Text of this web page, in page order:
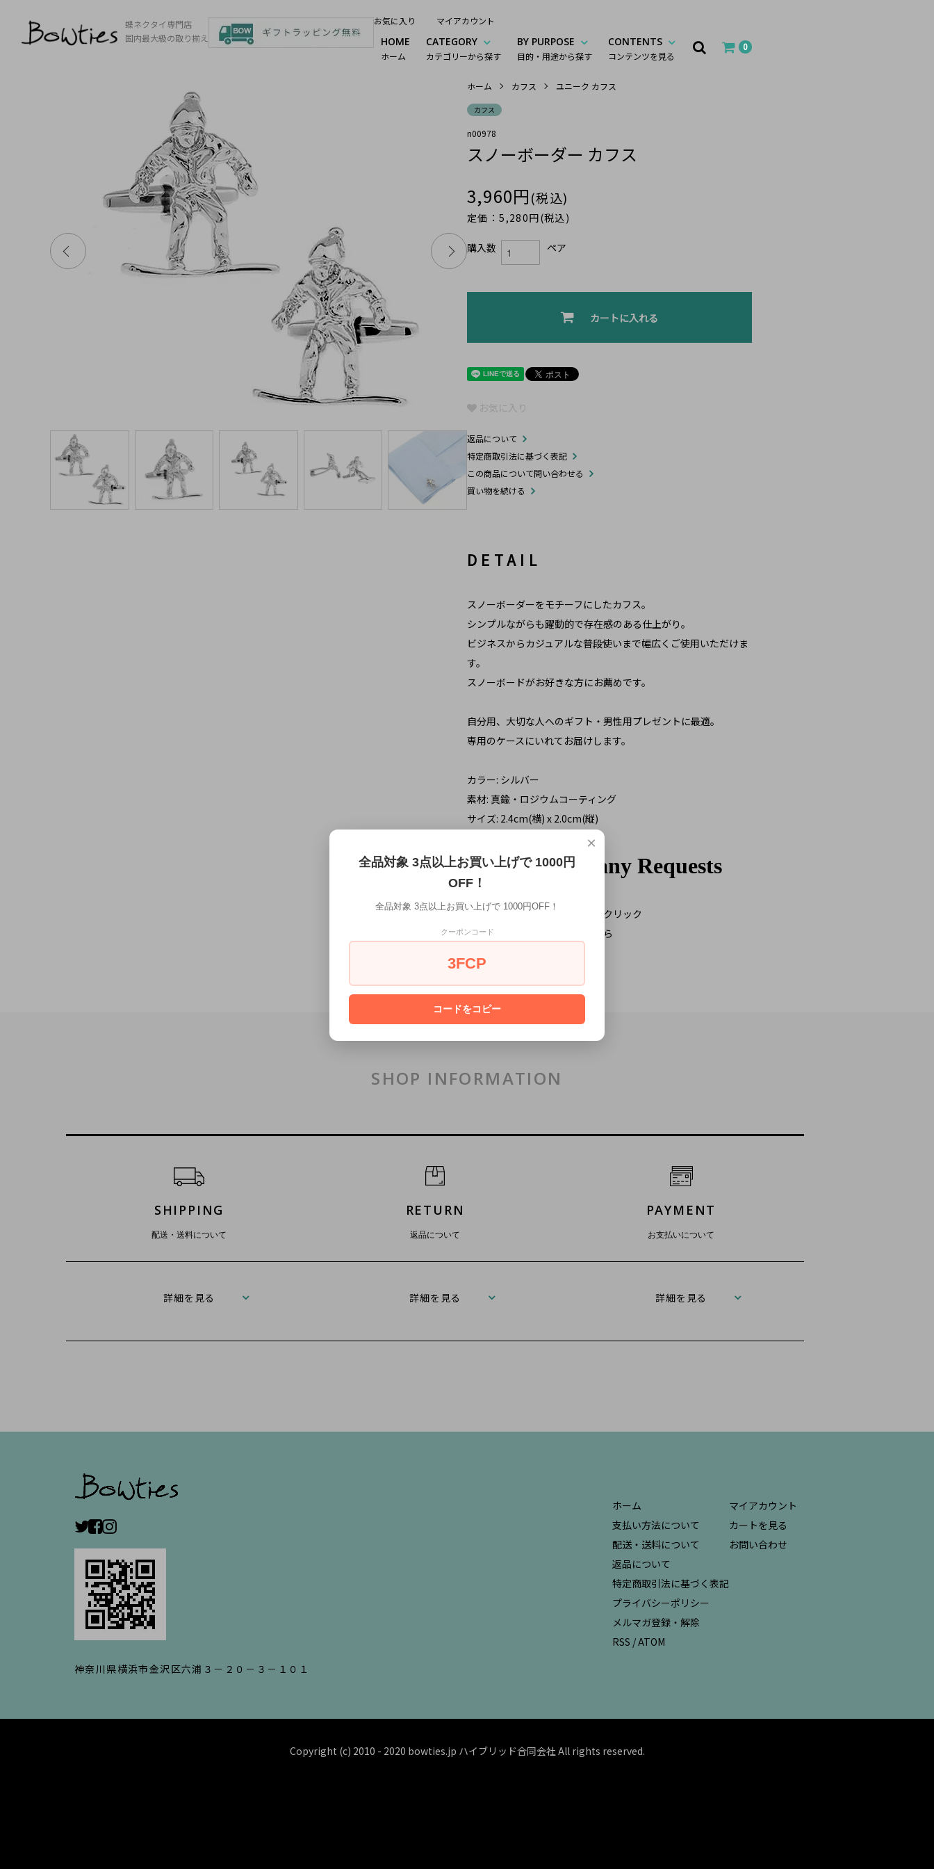
蝶ネクタイ専門店
国内最大級の取り揃え
HOME
ホーム
CATEGORY
カテゴリーから探す
BY PURPOSE
目的・用途から探す
CONTENTS
コンテンツを見る
0
お気に入り マイアカウント
ホーム カフス ユニーク カフス
カフス
n00978
スノーボーダー カフス
3,960円(税込)
定価：5,280円(税込)
購入数 ペア
カートに入れる
お気に入り
返品について
特定商取引法に基づく表記
この商品について問い合わせる
買い物を続ける
DETAIL
スノーボーダーをモチーフにしたカフス。
シンプルながらも躍動的で存在感のある仕上がり。
ビジネスからカジュアルな普段使いまで幅広くご使用いただけま
す。
スノーボードがお好きな方にお薦めです。
自分用、大切な人へのギフト・男性用プレゼントに最適。
専用のケースにいれてお届けします。
カラー: シルバー
素材: 真鍮・ロジウムコーティング
サイズ: 2.4cm(横) x 2.0cm(縦)
お届け予定日の確認はこちらをクリック
ギフトラッピングの詳細はこちら
SHOP INFORMATION
SHIPPING
配送・送料について
詳細を見る
RETURN
返品について
詳細を見る
PAYMENT
お支払いについて
詳細を見る
神奈川県横浜市金沢区六浦３－２０－３－１０１
ホーム
支払い方法について
配送・送料について
返品について
特定商取引法に基づく表記
プライバシーポリシー
メルマガ登録・解除
RSS /ATOM
マイアカウント
カートを見る
お問い合わせ
Copyright (c) 2010 - 2020 bowties.jp ハイブリッド合同会社 All rights reserved.
×
全品対象 3点以上お買い上げで 1000円
OFF！
全品対象 3点以上お買い上げで 1000円OFF！
クーポンコード
3FCP
コードをコピー